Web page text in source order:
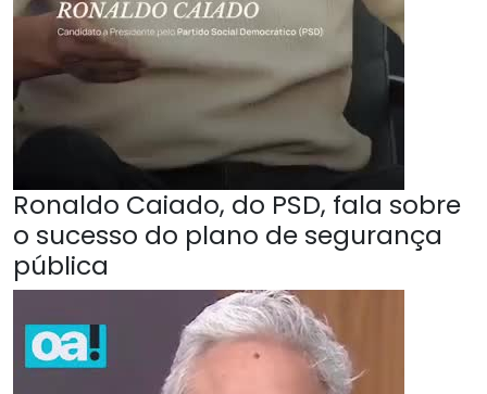
Ronaldo Caiado, do PSD, fala sobre
o sucesso do plano de segurança
pública